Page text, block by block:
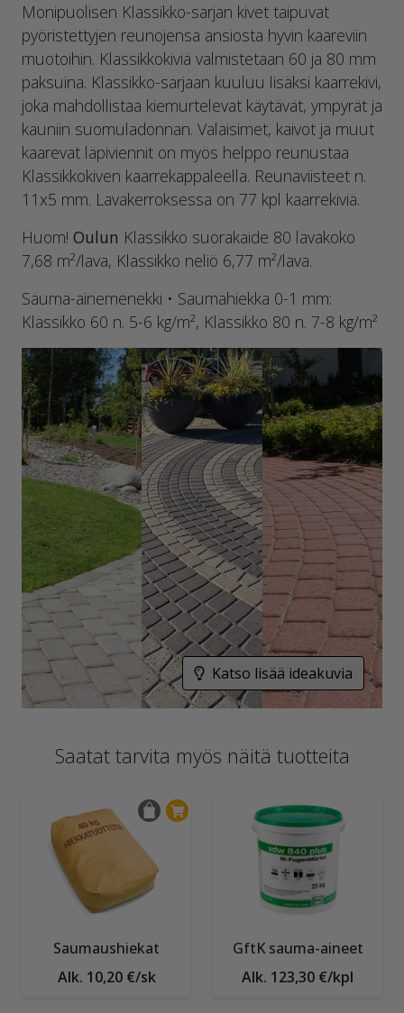
Monipuolisen Klassikko-sarjan kivet taipuvat
pyöristettyjen reunojensa ansiosta hyvin kaareviin
muotoihin. Klassikkokiviä valmistetaan 60 ja 80 mm
paksuina. Klassikko-sarjaan kuuluu lisäksi kaarrekivi,
joka mahdollistaa kiemurtelevat käytävät, ympyrät ja
kauniin suomuladonnan. Valaisimet, kaivot ja muut
kaarevat läpiviennit on myös helppo reunustaa
Klassikkokiven kaarrekappaleella. Reunaviisteet n.
11x5 mm. Lavakerroksessa on 77 kpl kaarrekiviä.
Huom! Oulun Klassikko suorakaide 80 lavakoko
7,68 m²/lava, Klassikko neliö 6,77 m²/lava.
Sauma-ainemenekki • Saumahiekka 0-1 mm:
Klassikko 60 n. 5-6 kg/m², Klassikko 80 n. 7-8 kg/m²
Katso lisää ideakuvia
Saatat tarvita myös näitä tuotteita
Saumaushiekat
Alk. 10,20 €/sk
GftK sauma-aineet
Alk. 123,30 €/kpl